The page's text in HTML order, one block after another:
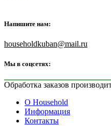
Напишите нам:
householdkuban@mail.ru
Мы в соцсетях:
Обработка заказов
О Household
Информация
Контакты